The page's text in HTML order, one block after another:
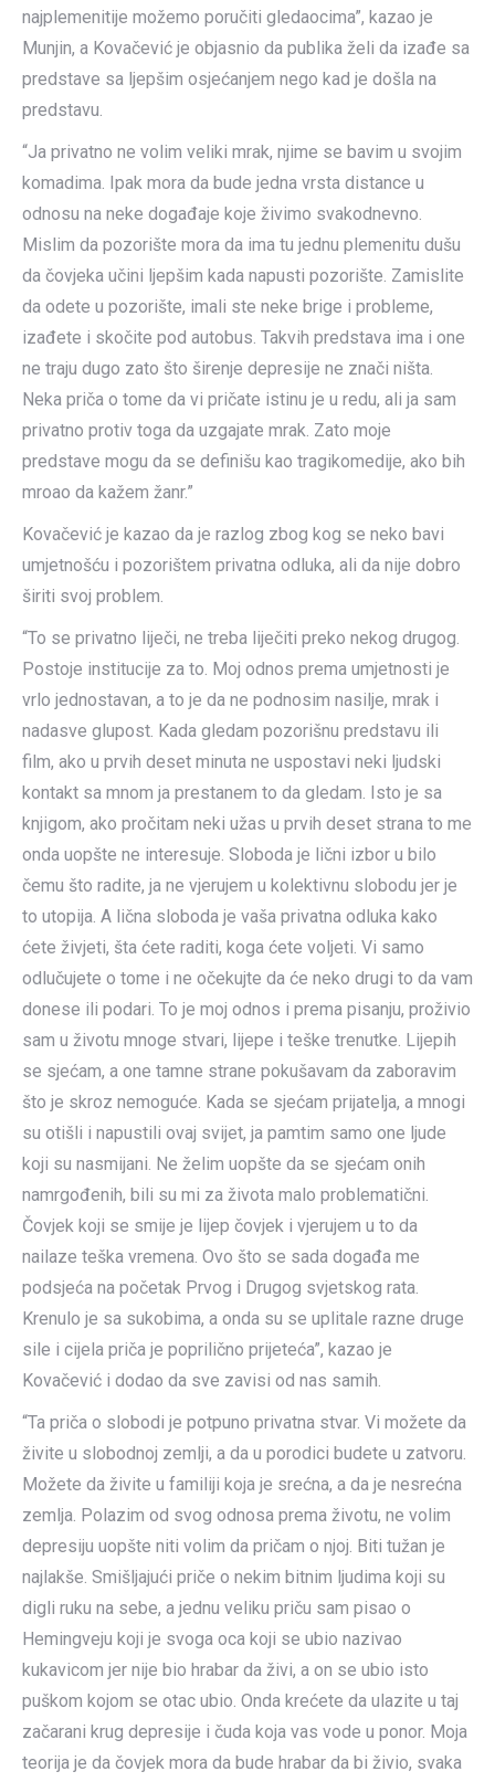
najplemenitije možemo poručiti gledaocima”, kazao je
Munjin, a Kovačević je objasnio da publika želi da izađe sa
predstave sa ljepšim osjećanjem nego kad je došla na
predstavu.
“Ja privatno ne volim veliki mrak, njime se bavim u svojim
komadima. Ipak mora da bude jedna vrsta distance u
odnosu na neke događaje koje živimo svakodnevno.
Mislim da pozorište mora da ima tu jednu plemenitu dušu
da čovjeka učini ljepšim kada napusti pozorište. Zamislite
da odete u pozorište, imali ste neke brige i probleme,
izađete i skočite pod autobus. Takvih predstava ima i one
ne traju dugo zato što širenje depresije ne znači ništa.
Neka priča o tome da vi pričate istinu je u redu, ali ja sam
privatno protiv toga da uzgajate mrak. Zato moje
predstave mogu da se definišu kao tragikomedije, ako bih
mroao da kažem žanr.”
Kovačević je kazao da je razlog zbog kog se neko bavi
umjetnošću i pozorištem privatna odluka, ali da nije dobro
širiti svoj problem.
“To se privatno liječi, ne treba liječiti preko nekog drugog.
Postoje institucije za to. Moj odnos prema umjetnosti je
vrlo jednostavan, a to je da ne podnosim nasilje, mrak i
nadasve glupost. Kada gledam pozorišnu predstavu ili
film, ako u prvih deset minuta ne uspostavi neki ljudski
kontakt sa mnom ja prestanem to da gledam. Isto je sa
knjigom, ako pročitam neki užas u prvih deset strana to me
onda uopšte ne interesuje. Sloboda je lični izbor u bilo
čemu što radite, ja ne vjerujem u kolektivnu slobodu jer je
to utopija. A lična sloboda je vaša privatna odluka kako
ćete živjeti, šta ćete raditi, koga ćete voljeti. Vi samo
odlučujete o tome i ne očekujte da će neko drugi to da vam
donese ili podari. To je moj odnos i prema pisanju, proživio
sam u životu mnoge stvari, lijepe i teške trenutke. Lijepih
se sjećam, a one tamne strane pokušavam da zaboravim
što je skroz nemoguće. Kada se sjećam prijatelja, a mnogi
su otišli i napustili ovaj svijet, ja pamtim samo one ljude
koji su nasmijani. Ne želim uopšte da se sjećam onih
namrgođenih, bili su mi za života malo problematični.
Čovjek koji se smije je lijep čovjek i vjerujem u to da
nailaze teška vremena. Ovo što se sada događa me
podsjeća na početak Prvog i Drugog svjetskog rata.
Krenulo je sa sukobima, a onda su se uplitale razne druge
sile i cijela priča je poprilično prijeteća”, kazao je
Kovačević i dodao da sve zavisi od nas samih.
“Ta priča o slobodi je potpuno privatna stvar. Vi možete da
živite u slobodnoj zemlji, a da u porodici budete u zatvoru.
Možete da živite u familiji koja je srećna, a da je nesrećna
zemlja. Polazim od svog odnosa prema životu, ne volim
depresiju uopšte niti volim da pričam o njoj. Biti tužan je
najlakše. Smišljajući priče o nekim bitnim ljudima koji su
digli ruku na sebe, a jednu veliku priču sam pisao o
Hemingveju koji je svoga oca koji se ubio nazivao
kukavicom jer nije bio hrabar da živi, a on se ubio isto
puškom kojom se otac ubio. Onda krećete da ulazite u taj
začarani krug depresije i čuda koja vas vode u ponor. Moja
teorija je da čovjek mora da bude hrabar da bi živio, svaka